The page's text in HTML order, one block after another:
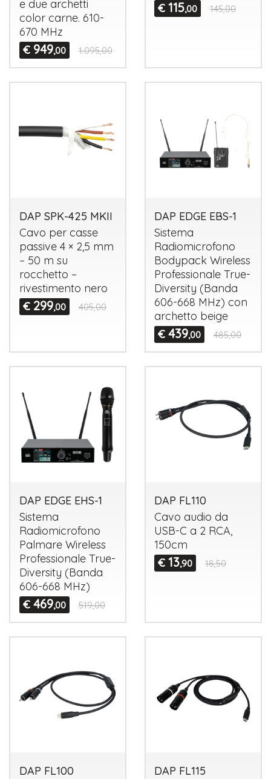
e due archetti
color carne. 610-
670 MHz
€ 949,00 1.095,00
€ 115,00 145,00
DAP SPK-425 MKII
Cavo per casse
passive 4 × 2,5 mm
– 50 m su
rocchetto –
rivestimento nero
€ 299,00 405,00
DAP EDGE EBS-1
Sistema
Radiomicrofono
Bodypack Wireless
Professionale True-
Diversity (Banda
606-668 MHz) con
archetto beige
€ 439,00 485,00
DAP EDGE EHS-1
Sistema
Radiomicrofono
Palmare Wireless
Professionale True-
Diversity (Banda
606-668 MHz)
€ 469,00 519,00
DAP FL110
Cavo audio da
USB-C a 2 RCA,
150cm
€ 13,90 18,50
DAP FL100
DAP FL115